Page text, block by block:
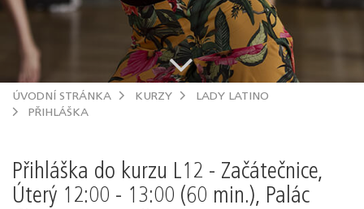
.
ÚVODNÍ STRÁNKA KURZY
LADY LATINO
PŘIHLÁŠKA
Přihláška do kurzu L12 - Začátečnice,
Úterý 12:00 - 13:00 (60 min.), Palác